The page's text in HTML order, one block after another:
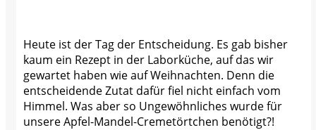
Heute ist der Tag der Entscheidung. Es gab bisher
kaum ein Rezept in der Laborküche, auf das wir
gewartet haben wie auf Weihnachten. Denn die
entscheidende Zutat dafür fiel nicht einfach vom
Himmel. Was aber so Ungewöhnliches wurde für
unsere Apfel-Mandel-Cremetörtchen benötigt?!